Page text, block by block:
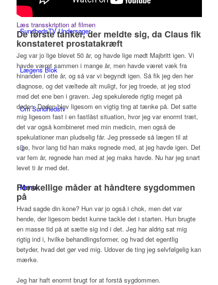
SundhedsTV Undersøger
Lægens Blok
Om Sundhedstv
Menu
Læs transskription af filmen
De første tanker, der meldte sig, da Claus fik
konstateret prostatakræft
Jeg var jo lige blevet 50 år, og havde lige mødt Majbritt igen. Vi
havde været sammen i mange år, men havde været væk fra
hinanden i otte år, og så var vi begyndt igen. Så fik jeg den her
diagnose, og det væltede alt muligt, for jeg troede, at jeg stod
med det ene ben i graven. Jeg spekulerede rigtig meget på
døden. Døden blev ligesom en vigtig ting at tænke på. Det satte
mig ligesom fast i en fastlåst situation, hvor jeg var enormt træt,
det var også kombineret med min medicin, men også de
spekulationer man pludselig får. Jeg pressede så lægen til at
sige, hvor lang tid han maks regnede med, at jeg havde igen. Det
var fem år, regnede han med at jeg maks havde. Nu har jeg snart
levet ti år med det.
Forskellige måder at håndtere sygdommen
på
Hvad sagde din kone? Hun var jo også i chok, men det var
hende, der ligesom bedst kunne tackle det i starten. Hun brugte
en masse tid på at sætte sig ind i det. Jeg har aldrig sat mig
rigtig ind i, hvilke behandlingsformer, og hvad det egentlig
betyder, hvad det gør ved mig. Udover de ting jeg selvfølgelig kan
mærke.
Jeg har haft enormt brugt for at forstå sygdommen.